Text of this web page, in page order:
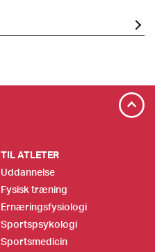
TIL ATLETER
Uddannelse
Fysisk træning
Ernæringsfysiologi
Sportspsykologi
Sportsmedicin